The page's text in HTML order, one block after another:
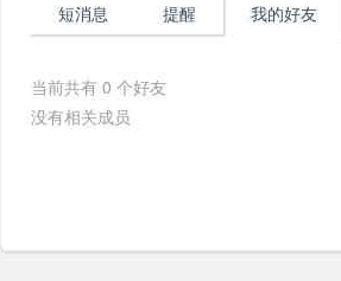
络
短消息 提醒 我的好友
当前共有 0 个好友
没有相关成员